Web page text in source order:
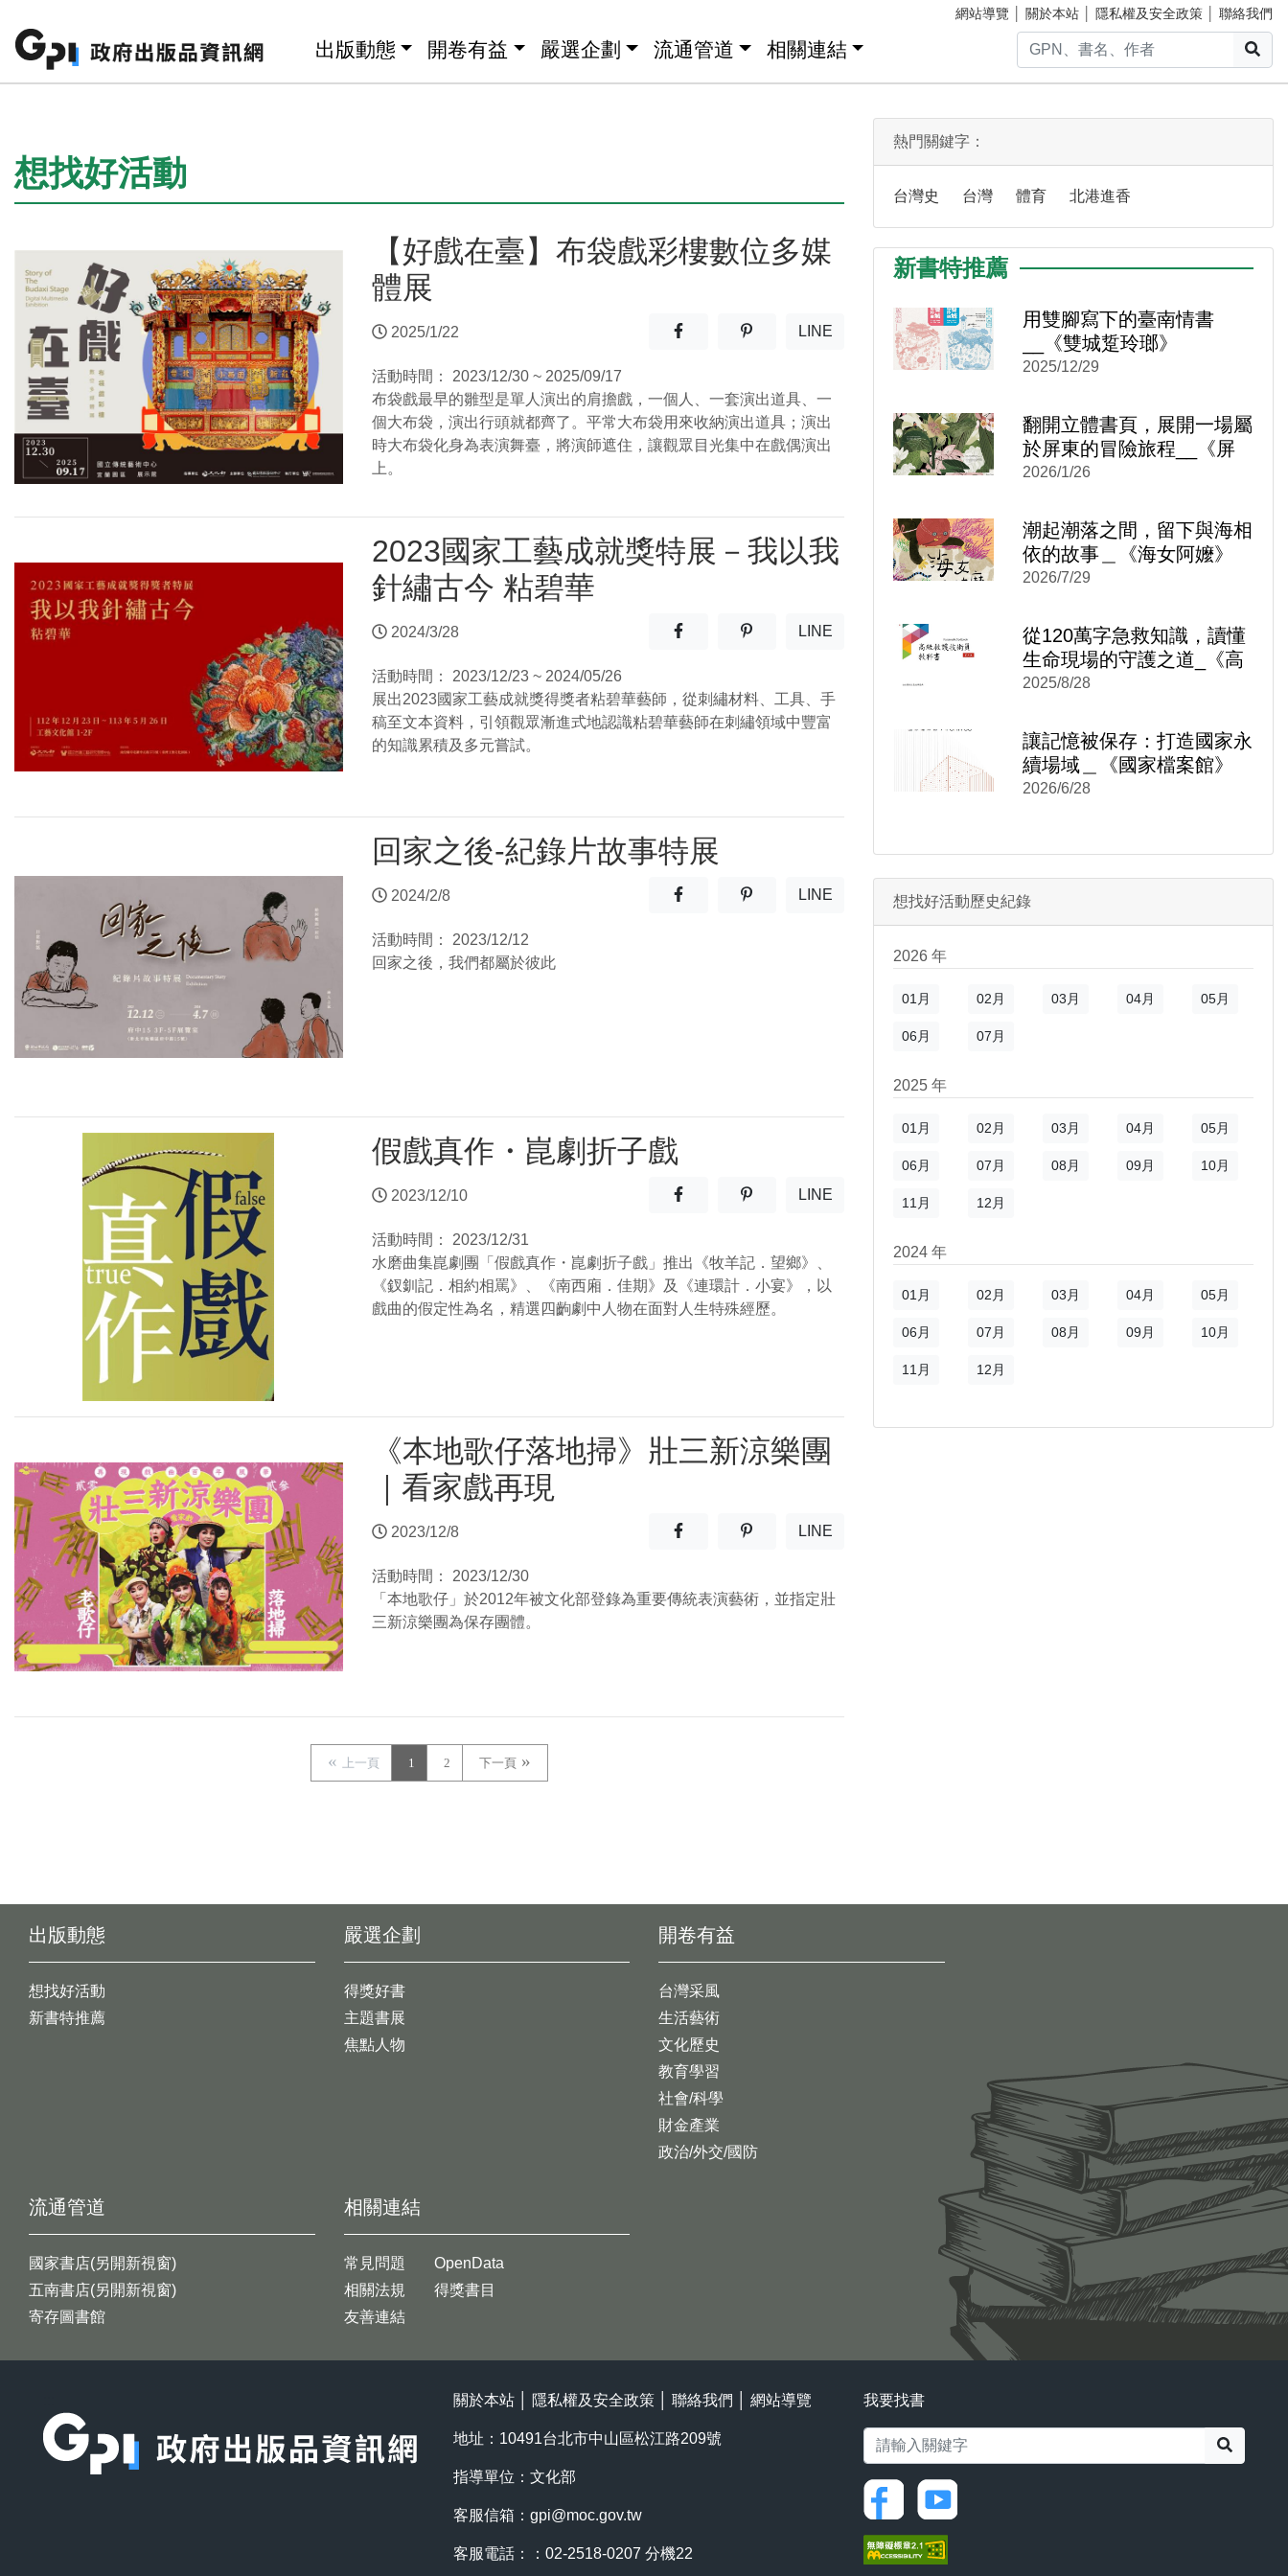
網站導覽 關於本站 隱私權及安全政策 聯絡我們
出版動態 開卷有益 嚴選企劃 流通管道 相關連結
想找好活動
【好戲在臺】布袋戲彩樓數位多媒
體展
2025/1/22 分享至facebook(另開新視窗)
分享至噗浪(另開新視窗)
LINE
(另開新視窗)
活動時間：
2023/12/30 ~ 2025/09/17
布袋戲最早的雛型是單人演出的肩擔戲，一個人、一套演出道具、一
個大布袋，演出行頭就都齊了。平常大布袋用來收納演出道具；演出
時大布袋化身為表演舞臺，將演師遮住，讓觀眾目光集中在戲偶演出
上。
2023國家工藝成就獎特展－我以我
針繡古今 粘碧華
2024/3/28 分享至facebook(另開新視窗)
分享至噗浪(另開新視窗)
LINE
活動時間：
2023/12/23 ~ 2024/05/26
展出2023國家工藝成就獎得獎者粘碧華藝師，從刺繡材料、工具、手
稿至文本資料，引領觀眾漸進式地認識粘碧華藝師在刺繡領域中豐富
的知識累積及多元嘗試。
回家之後-紀錄片故事特展
2024/2/8 分享至facebook(另開新視窗)
分享至噗浪(另開新視窗)
LINE
活動時間：
2023/12/12
回家之後，我們都屬於彼此
假戲真作・崑劇折子戲
2023/12/10 分享至facebook(另開新視窗)
分享至噗浪(另開新視窗)
LINE
活動時間：
2023/12/31
水磨曲集崑劇團「假戲真作・崑劇折子戲」推出《牧羊記．望鄉》、
《釵釧記．相約相罵》、《南西廂．佳期》及《連環計．小宴》，以
戲曲的假定性為名，精選四齣劇中人物在面對人生特殊經歷。
《本地歌仔落地掃》壯三新涼樂團
｜看家戲再現
2023/12/8 分享至facebook(另開新視窗)
分享至噗浪(另開新視窗)
LINE
活動時間：
2023/12/30
「本地歌仔」於2012年被文化部登錄為重要傳統表演藝術，並指定壯
三新涼樂團為保存團體。
上一頁 1 2 下一頁
熱門關鍵字：
台灣史 台灣 體育 北港進香
新書特推薦
用雙腳寫下的臺南情書
__《雙城踅玲瑯》
2025/12/29
翻開立體書頁，展開一場屬
於屏東的冒險旅程__《屏
東實習中—穿越、解密與召
2026/1/26
潮起潮落之間，留下與海相
依的故事＿《海女阿嬤》
2026/7/29
從120萬字急救知識，讀懂
生命現場的守護之道_《高
級救護技術員教科書》
2025/8/28
讓記憶被保存：打造國家永
續場域＿《國家檔案館》
2026/6/28
想找好活動歷史紀錄
2026 年
01月 02月 03月 04月 05月
06月 07月
2025 年
01月 02月 03月 04月 05月
06月 07月 08月 09月 10月
11月 12月
2024 年
01月 02月 03月 04月 05月
06月 07月 08月 09月 10月
11月 12月
出版動態
想找好活動
新書特推薦
開卷有益
台灣采風
生活藝術
文化歷史
教育學習
社會/科學
財金產業
政治/外交/國防
嚴選企劃
得獎好書
主題書展
焦點人物
流通管道
國家書店(另開新視窗)
五南書店(另開新視窗)
寄存圖書館
相關連結
常見問題
相關法規
友善連結
OpenData
得獎書目
關於本站 隱私權及安全政策 聯絡我們 網站導覽
地址：10491台北市中山區松江路209號
指導單位：文化部
客服信箱： gpi@moc.gov.tw
客服電話：：02-2518-0207 分機22
我要找書